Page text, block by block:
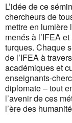
L’idée de ce
chercheurs de
mettre en lumière
menés à l’IFEA
turques. Chaque
de l’IFEA à
académiques et
enseignants-
diplomate – tout
l’avenir de ces
l’ère des